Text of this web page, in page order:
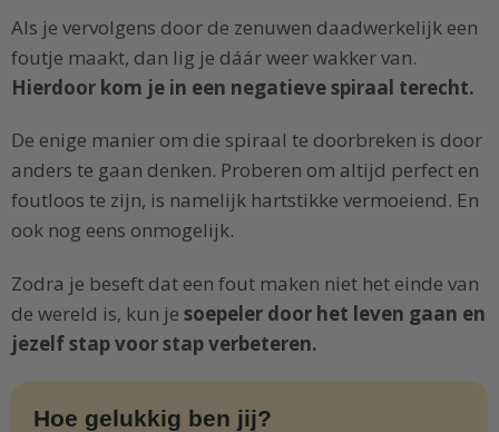
Als je vervolgens door de zenuwen daadwerkelijk een
foutje maakt, dan lig je dáár weer wakker van.
Hierdoor kom je in een negatieve spiraal terecht.
De enige manier om die spiraal te doorbreken is door
anders te gaan denken. Proberen om altijd perfect en
foutloos te zijn, is namelijk hartstikke vermoeiend. En
ook nog eens onmogelijk.
Zodra je beseft dat een fout maken niet het einde van
de wereld is, kun je soepeler door het leven gaan en
jezelf stap voor stap verbeteren.
Hoe gelukkig ben jij?